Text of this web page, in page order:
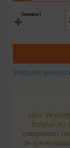
Camera 1
Preturile pentru
Ups! Se
hotelul nu
completezi
de o